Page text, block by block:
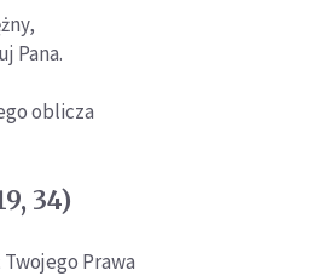
Pana.
oblicza
34)
Prawa